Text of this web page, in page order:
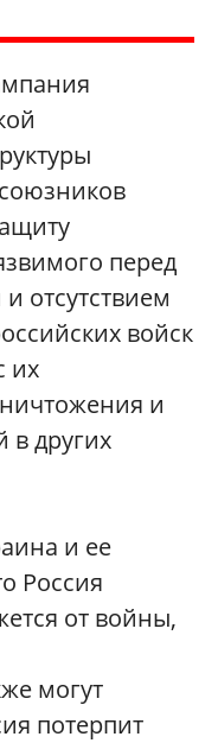
перед
отсутствием
войск
их
и
в других
и ее
Россия
от войны,
могут
потерпит